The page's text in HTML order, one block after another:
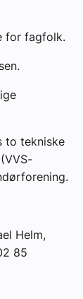
for fagfolk.
to tekniske
Helm,
85